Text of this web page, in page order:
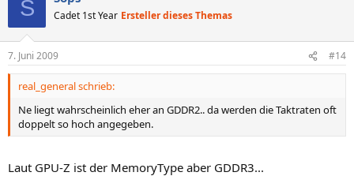
S Cadet 1st Year Ersteller dieses Themas
7. Juni 2009 #14
real_general schrieb:
Ne liegt wahrscheinlich eher an GDDR2.. da werden die Taktraten oft
doppelt so hoch angegeben.
Laut GPU-Z ist der MemoryType aber GDDR3...